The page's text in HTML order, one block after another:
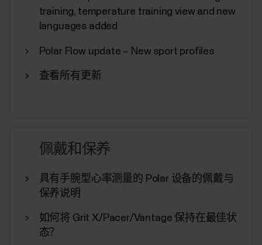
内容。您一次最多可为 Polar 设备选择 20 项运动内
容。有关更多信息，请参见我如何在 Polar Flow 中
能无线技术向其他兼容设备（例如健身器材）广播
心率，则可以在每项运动内容的运动内容设置中启
用或禁用心率对所有设备可见。您也可以在 Polar
通过 Polar Flow 应用同步、关闭和恢
复出厂设置
除其他设备设置外，您还可以通过 Flow 应用开启
Polar 设备的同步、关闭设备和恢复设备出厂设
training, temperature training view and new
languages added
Polar Flow update – New sport profiles
查看所有更新
佩戴和保养
具有手腕型心率测量的 Polar 设备的佩戴与
保养说明
如何将 Grit X/Pacer/Vantage 保持在最佳状
态？